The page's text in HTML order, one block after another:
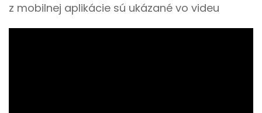
z mobilnej aplikácie sú ukázané vo videu